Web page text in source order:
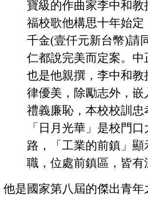
寶級的作曲家李中和教
福校歌他構思十年始定
千金(壹仟元新台幣)請
仁都說完美而定案。中
也是他親撰， 李中和教
律優美，除勵志外，嵌
禮義廉恥，本校校訓忠
「日 月光華」是校門口
路，「工業的前鎮」顯
職， 位處前鎮區，皆有
國家第八屆的傑出青年